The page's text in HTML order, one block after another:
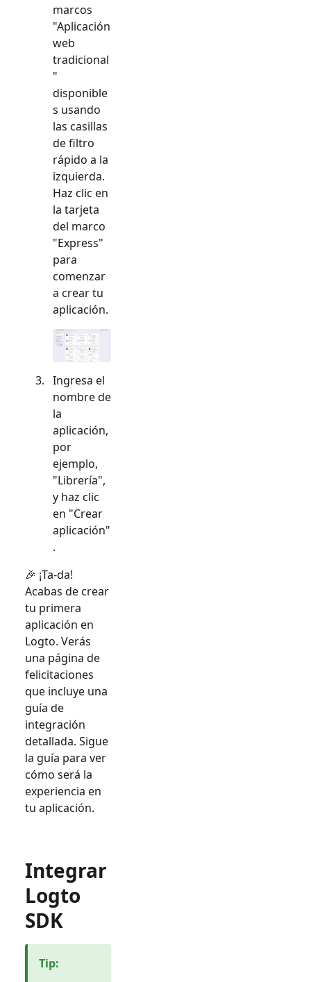
marcos
"Aplicación
web
tradicional
"
disponible
s usando
las casillas
de filtro
rápido a la
izquierda.
Haz clic en
la tarjeta
del marco
"Express"
para
comenzar
a crear tu
aplicación.
Ingresa el
nombre de
la
aplicación,
por
ejemplo,
"Librería",
y haz clic
en "Crear
aplicación"
.
🎉 ¡Ta-da!
Acabas de crear
tu primera
aplicación en
Logto. Verás
una página de
felicitaciones
que incluye una
guía de
integración
detallada. Sigue
la guía para ver
cómo será la
experiencia en
tu aplicación.
Integrar
Logto
SDK
Tip: